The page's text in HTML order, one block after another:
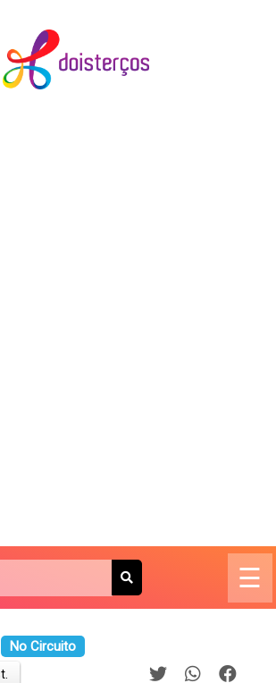
☰
No Circuito